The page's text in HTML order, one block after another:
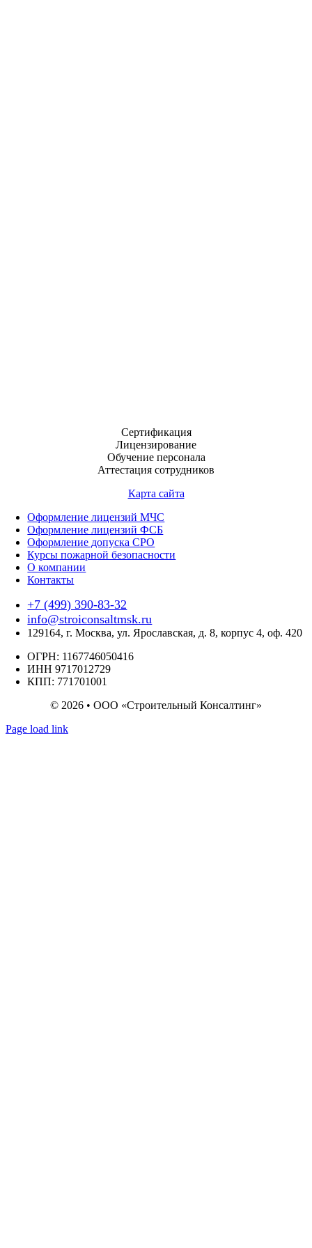
Сертификация
Лицензирование
Обучение персонала
Аттестация сотрудников
Карта сайта
Оформление лицензий МЧС
Оформление лицензий ФСБ
Оформление допуска СРО
Курсы пожарной безопасности
О компании
Контакты
+7 (499) 390-83-32
info@stroiconsaltmsk.ru
129164, г. Москва, ул. Ярославская, д. 8, корпус 4, оф. 420
ОГРН: 1167746050416
ИНН 9717012729
КПП: 771701001
© 2026 • ООО «Строительный Консалтинг»
Page load link